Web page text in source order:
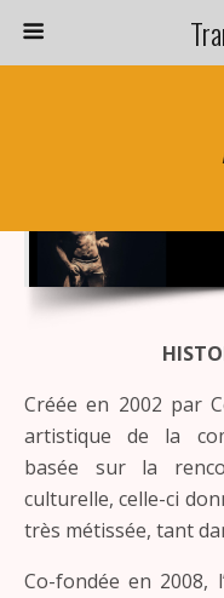
Créée en 2002 par
artistique de la
basée sur la
culturelle, celle-ci
très métissée, tant
Co-fondée en 2008,